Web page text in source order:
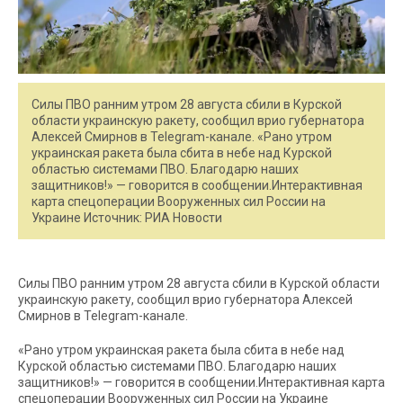
Силы ПВО ранним утром 28 августа сбили в Курской
области украинскую ракету, сообщил врио губернатора
Алексей Смирнов в Telegram-канале. «Рано утром
украинская ракета была сбита в небе над Курской
областью системами ПВО. Благодарю наших
защитников!» — говорится в сообщении.Интерактивная
карта спецоперации Вооруженных сил России на
Украине Источник: РИА Новости
Силы ПВО ранним утром 28 августа сбили в Курской области
украинскую ракету, сообщил врио губернатора Алексей
Смирнов в Telegram-канале.
«Рано утром украинская ракета была сбита в небе над
Курской областью системами ПВО. Благодарю наших
защитников!» — говорится в сообщении.Интерактивная карта
спецоперации Вооруженных сил России на Украине